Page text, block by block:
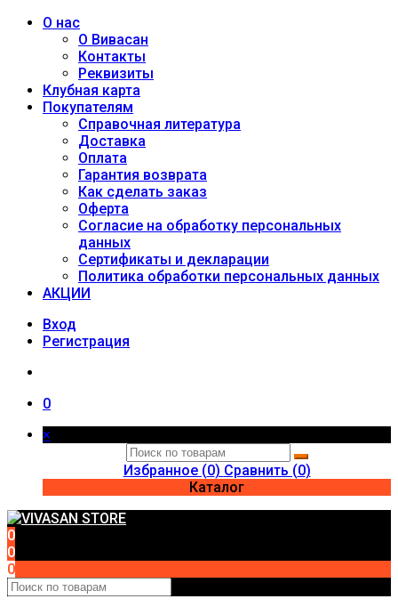
О нас
О Вивасан
Контакты
Реквизиты
Клубная карта
Покупателям
Справочная литература
Доставка
Оплата
Гарантия возврата
Как сделать заказ
Оферта
Согласие на обработку персональных
данных
Сертификаты и декларации
Политика обработки персональных данных
АКЦИИ
Вход
Регистрация
0
×
Избранное (0) Сравнить (0)
Каталог
0
0
0